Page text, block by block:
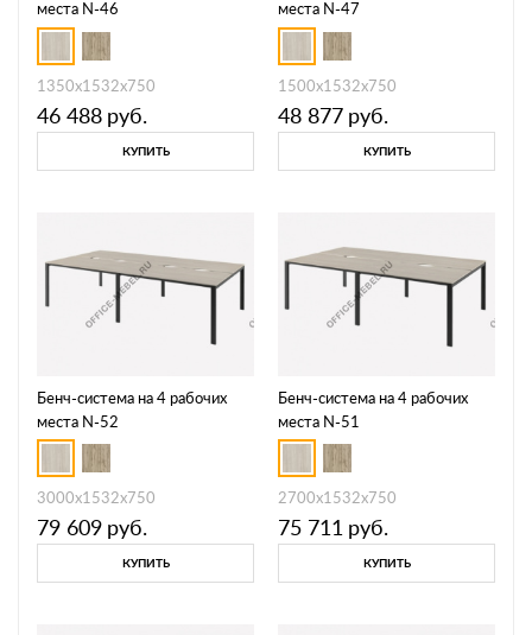
места N-46
1350х1532х750
46 488 руб.
КУПИТЬ
места N-47
1500х1532х750
48 877 руб.
КУПИТЬ
Бенч-система на 4 рабочих
места N-52
3000х1532х750
79 609 руб.
КУПИТЬ
Бенч-система на 4 рабочих
места N-51
2700х1532х750
75 711 руб.
КУПИТЬ